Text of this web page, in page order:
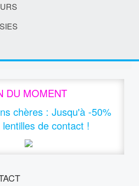
DU MOMENT
chères : Jusqu'à -50%
de contact !